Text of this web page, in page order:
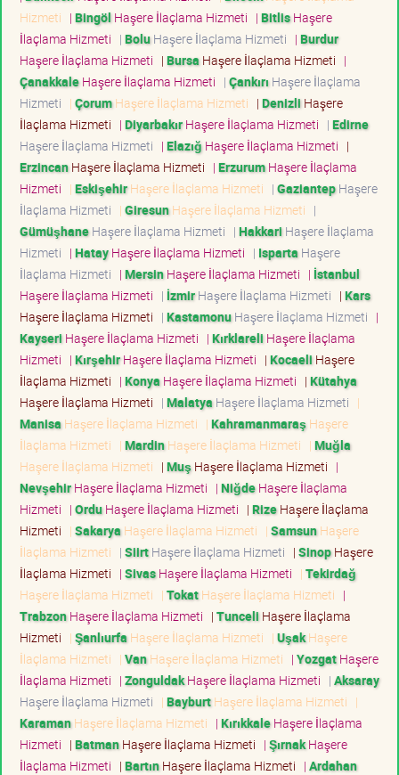
Hizmeti | Bingöl Haşere İlaçlama Hizmeti | BitlisHaşere
İlaçlama Hizmeti | BoluHaşere İlaçlama Hizmeti | Burdur
Haşere İlaçlama Hizmeti | Bursa Haşere İlaçlama Hizmeti |
ÇanakkaleHaşere İlaçlama Hizmeti | Çankırı Haşere İlaçlama
Hizmeti | ÇorumHaşere İlaçlama Hizmeti | Denizli Haşere
İlaçlama Hizmeti | DiyarbakırHaşere İlaçlama Hizmeti | Edirne
Haşere İlaçlama Hizmeti | Elazığ Haşere İlaçlama Hizmeti |
ErzincanHaşere İlaçlama Hizmeti | ErzurumHaşere İlaçlama
Hizmeti | EskişehirHaşere İlaçlama Hizmeti | GaziantepHaşere
İlaçlama Hizmeti | GiresunHaşere İlaçlama Hizmeti |
GümüşhaneHaşere İlaçlama Hizmeti | Hakkari Haşere İlaçlama
Hizmeti | HatayHaşere İlaçlama Hizmeti | Isparta Haşere
İlaçlama Hizmeti | MersinHaşere İlaçlama Hizmeti | İstanbul
Haşere İlaçlama Hizmeti | İzmirHaşere İlaçlama Hizmeti | Kars
Haşere İlaçlama Hizmeti | KastamonuHaşere İlaçlama Hizmeti |
Kayseri Haşere İlaçlama Hizmeti | Kırklareli Haşere İlaçlama
Hizmeti | KırşehirHaşere İlaçlama Hizmeti | Kocaeli Haşere
İlaçlama Hizmeti | Konya Haşere İlaçlama Hizmeti | Kütahya
Haşere İlaçlama Hizmeti | Malatya Haşere İlaçlama Hizmeti |
Manisa Haşere İlaçlama Hizmeti | Kahramanmaraş Haşere
İlaçlama Hizmeti | MardinHaşere İlaçlama Hizmeti | Muğla
Haşere İlaçlama Hizmeti | Muş Haşere İlaçlama Hizmeti |
NevşehirHaşere İlaçlama Hizmeti | NiğdeHaşere İlaçlama
Hizmeti | OrduHaşere İlaçlama Hizmeti | RizeHaşere İlaçlama
Hizmeti | Sakarya Haşere İlaçlama Hizmeti | SamsunHaşere
İlaçlama Hizmeti | SiirtHaşere İlaçlama Hizmeti | SinopHaşere
İlaçlama Hizmeti | SivasHaşere İlaçlama Hizmeti | Tekirdağ
Haşere İlaçlama Hizmeti | TokatHaşere İlaçlama Hizmeti |
TrabzonHaşere İlaçlama Hizmeti | Tunceli Haşere İlaçlama
Hizmeti | Şanlıurfa Haşere İlaçlama Hizmeti | UşakHaşere
İlaçlama Hizmeti | VanHaşere İlaçlama Hizmeti | YozgatHaşere
İlaçlama Hizmeti | ZonguldakHaşere İlaçlama Hizmeti | Aksaray
Haşere İlaçlama Hizmeti | BayburtHaşere İlaçlama Hizmeti |
KaramanHaşere İlaçlama Hizmeti | KırıkkaleHaşere İlaçlama
Hizmeti | BatmanHaşere İlaçlama Hizmeti | ŞırnakHaşere
İlaçlama Hizmeti | BartınHaşere İlaçlama Hizmeti | Ardahan